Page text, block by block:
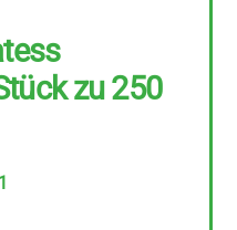
zu 250